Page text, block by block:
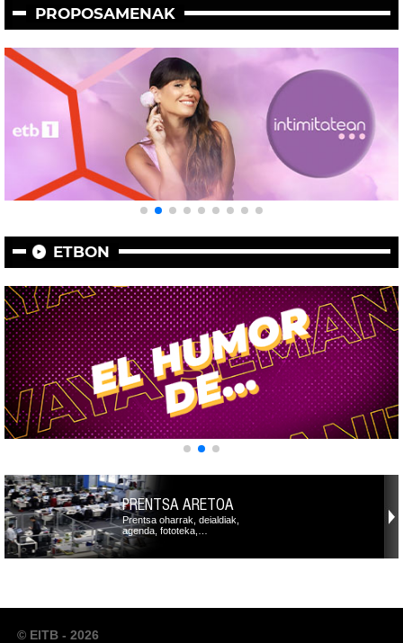
PROPOSAMENAK
ETBON
PRENTSA ARETOA
Prentsa oharrak, deialdiak,
agenda, fototeka,…
© EITB - 2026